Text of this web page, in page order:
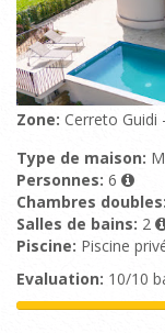
Zone: Cerreto Guidi
Type de maison:
Personnes: 6
Chambres doubles:
Salles de bains: 2
Piscine: Piscine
Evaluation: 10/10